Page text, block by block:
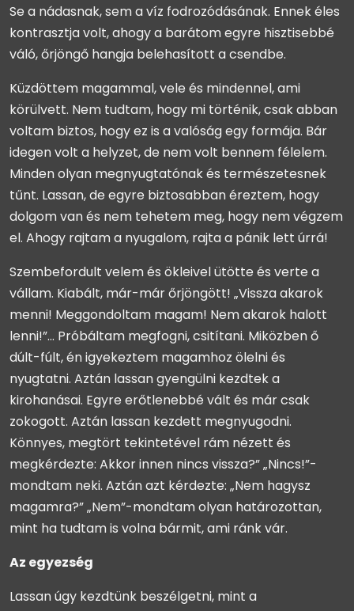
Se a nádasnak, sem a víz fodrozódásának. Ennek éles
kontrasztja volt, ahogy a barátom egyre hisztisebbé
váló, őrjöngő hangja belehasított a csendbe.
Küzdöttem magammal, vele és mindennel, ami
körülvett. Nem tudtam, hogy mi történik, csak abban
voltam biztos, hogy ez is a valóság egy formája. Bár
idegen volt a helyzet, de nem volt bennem félelem.
Minden olyan megnyugtatónak és természetesnek
tűnt. Lassan, de egyre biztosabban éreztem, hogy
dolgom van és nem tehetem meg, hogy nem végzem
el. Ahogy rajtam a nyugalom, rajta a pánik lett úrrá!
Szembefordult velem és ökleivel ütötte és verte a
vállam. Kiabált, már-már őrjöngött! „Vissza akarok
menni! Meggondoltam magam! Nem akarok halott
lenni!”… Próbáltam megfogni, csitítani. Miközben ő
dúlt-fúlt, én igyekeztem magamhoz ölelni és
nyugtatni. Aztán lassan gyengülni kezdtek a
kirohanásai. Egyre erőtlenebbé vált és már csak
zokogott. Aztán lassan kezdett megnyugodni.
Könnyes, megtört tekintetével rám nézett és
megkérdezte: Akkor innen nincs vissza?” „Nincs!”-
mondtam neki. Aztán azt kérdezte: „Nem hagysz
magamra?” „Nem”-mondtam olyan határozottan,
mint ha tudtam is volna bármit, ami ránk vár.
Az egyezség
Lassan úgy kezdtünk beszélgetni, mint a